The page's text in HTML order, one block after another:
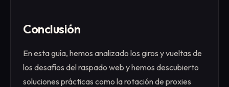
Conclusión
En esta guía, hemos analizado los giros y vueltas de
los desafíos del raspado web y hemos descubierto
soluciones prácticas como la rotación de proxies